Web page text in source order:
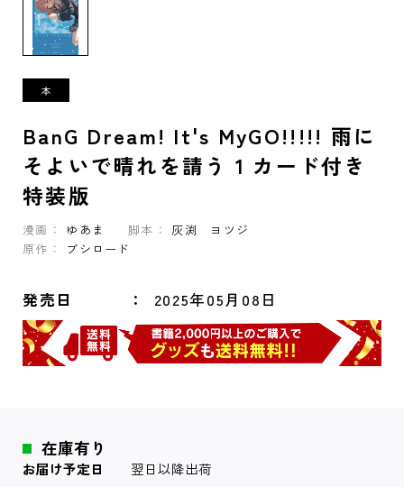
BanG Dream! It's MyGO!!!!! 雨に
そよいで晴れを請う 1 カード付き
特装版
漫画： ゆあま 脚本：
灰渕 ヨツジ
原作：
ブシロード
発売日 2025年05月08日
在庫有り
お届け予定日 翌日以降出荷